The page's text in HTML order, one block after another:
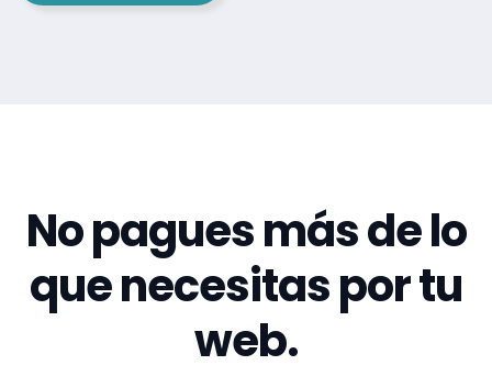
No pagues más de lo
que necesitas por tu
web.